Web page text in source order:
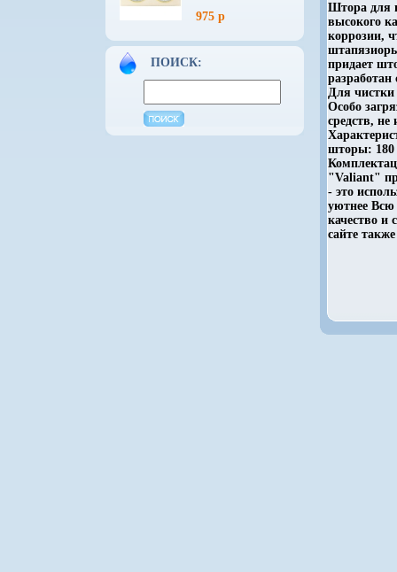
975 р
ПОИСК:
Штора для
высокого
коррозии,
придает
Для чистки
Особо
средств,
шторы: 180
"Valiant"
- это
уютнее
качество и
сайте